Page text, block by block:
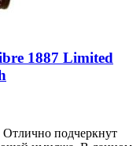
1887 Limited
подчеркнут